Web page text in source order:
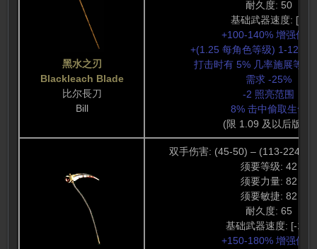
黑水之刃
Blackleach Blade
比尔長刀
Bill
耐久度: 50
基础武器速度: [0]
+100-140% 增强伤害
+(1.25 每角色等级) 1-123
打击时有 5% 几率施展等级
需求 -25%
-2 照亮范围
8% 击中偷取生命
(限 1.09 及以后版本)
双手伤害: (45-50) – (113-224)
须要等级: 42
须要力量: 82
须要敏捷: 82
耐久度: 65
基础武器速度: [-10]
+150-180% 增强伤害